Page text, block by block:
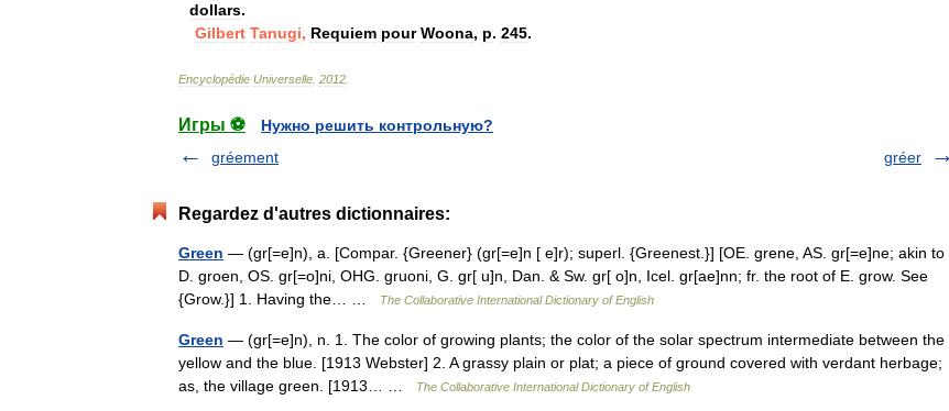
dollars.
Gilbert Tanugi, Requiem pour Woona, p. 245.
Encyclopédie Universelle 2012
Игры ⚽
Нужно решить контрольную?
gréement
gréer
Regardez d'autres dictionnaires:
Green — (gr[=e]n), a. [Compar. {Greener} (gr[=e]n [ e]r); superl. {Greenest.}] [OE. grene, AS. gr[=e]ne; akin to
D. groen, OS. gr[=o]ni, OHG. gruoni, G. gr[ u]n, Dan. & Sw. gr[ o]n, Icel. gr[ae]nn; fr. the root of E. grow. See
{Grow.}] 1. Having the… …
The Collaborative International Dictionary of English
Green — (gr[=e]n), n. 1. The color of growing plants; the color of the solar spectrum intermediate between the
yellow and the blue. [1913 Webster] 2. A grassy plain or plat; a piece of ground covered with verdant herbage;
as, the village green. [1913… …
The Collaborative International Dictionary of English